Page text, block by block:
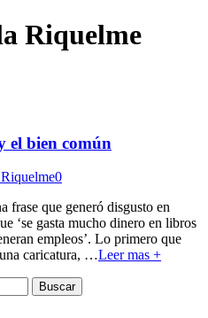
Riquelme
el bien común
0
frase que generó disgusto en
‘se gasta mucho dinero en libros
empleos’. Lo primero que
caricatura, …Leer mas +